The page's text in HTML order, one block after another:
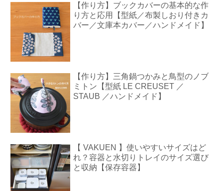
【作り方】ブックカバーの基本的な作
り方と応用【型紙／布製しおり付きカ
バー／文庫本カバー／ハンドメイド】
【作り方】三角鍋つかみと鳥型のノブ
ミトン【型紙 LE CREUSET ／
STAUB ／ハンドメイド】
【 VAKUEN 】使いやすいサイズはど
れ？容器と水切りトレイのサイズ選び
と収納【保存容器】